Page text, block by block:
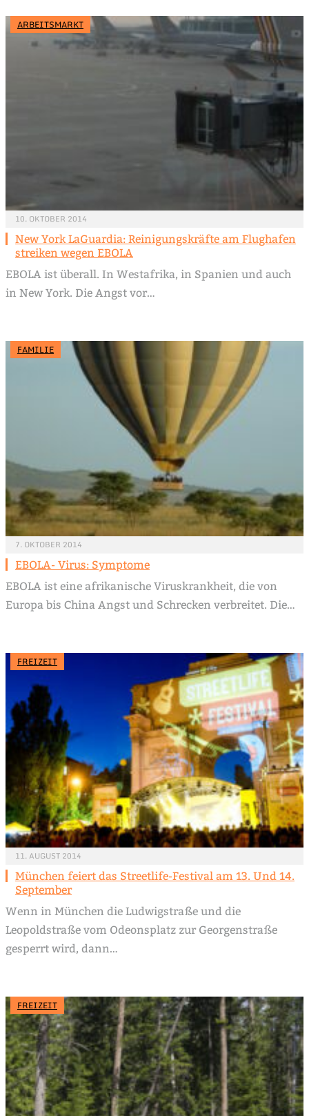
ARBEITSMARKT
10. OKTOBER 2014
New York LaGuardia: Reinigungskräfte am Flughafen
streiken wegen EBOLA
EBOLA ist überall. In Westafrika, in Spanien und auch
in New York. Die Angst vor…
FAMILIE
7. OKTOBER 2014
EBOLA- Virus: Symptome
EBOLA ist eine afrikanische Viruskrankheit, die von
Europa bis China Angst und Schrecken verbreitet. Die…
FREIZEIT
11. AUGUST 2014
München feiert das Streetlife-Festival am 13. Und 14.
September
Wenn in München die Ludwigstraße und die
Leopoldstraße vom Odeonsplatz zur Georgenstraße
gesperrt wird, dann…
FREIZEIT